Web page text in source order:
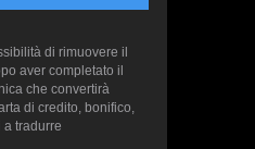
di rimuovere il
aver completato il
che convertirà
di credito, bonifico,
tradurre